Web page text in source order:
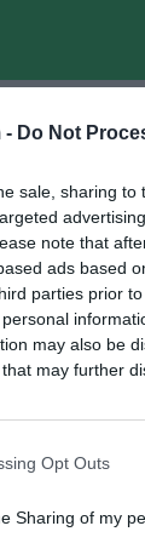
- Do Not
sale, sharing
note that
ads based
parties prior
may also be
that may further
Opt Outs
Sharing of my
al